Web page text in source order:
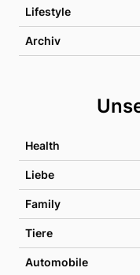
Lifestyle
Archiv
Health
Liebe
Family
Tiere
Automobile